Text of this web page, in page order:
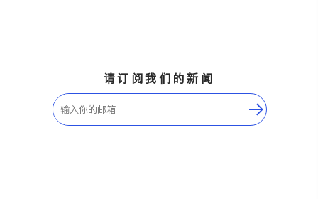
请订阅我们的新闻